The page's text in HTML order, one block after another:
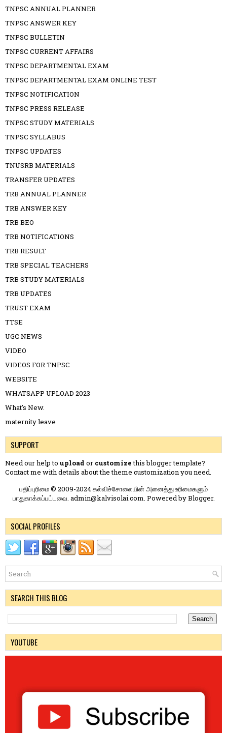
TNPSC ANNUAL PLANNER
TNPSC ANSWER KEY
TNPSC BULLETIN
TNPSC CURRENT AFFAIRS
TNPSC DEPARTMENTAL EXAM
TNPSC DEPARTMENTAL EXAM ONLINE TEST
TNPSC NOTIFICATION
TNPSC PRESS RELEASE
TNPSC STUDY MATERIALS
TNPSC SYLLABUS
TNPSC UPDATES
TNUSRB MATERIALS
TRANSFER UPDATES
TRB ANNUAL PLANNER
TRB ANSWER KEY
TRB BEO
TRB NOTIFICATIONS
TRB RESULT
TRB SPECIAL TEACHERS
TRB STUDY MATERIALS
TRB UPDATES
TRUST EXAM
TTSE
UGC NEWS
VIDEO
VIDEOS FOR TNPSC
WEBSITE
WHATSAPP UPLOAD 2023
What's New.
maternity leave
SUPPORT
Need our help to upload or customizethis blogger template?
Contact me with details about the theme customization you need.
பதிப்புரிமை © 2009-2024 கல்விச்சோலையின் அனைத்து உரிமைகளும்
பாதுகாக்கப்பட்டவை. admin@kalvisolai.com. Powered byBlogger.
SOCIAL PROFILES
SEARCH THIS BLOG
YOUTUBE